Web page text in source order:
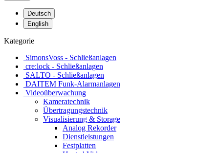
Deutsch
English
Kategorie
SimonsVoss - Schließanlagen
cre:lock - Schließanlagen
SALTO - Schließanlagen
DAITEM Funk-Alarmanlagen
Videoüberwachung
Kameratechnik
Übertragungstechnik
Visualisierung & Storage
Analog Rekorder
Dienstleistungen
Festplatten